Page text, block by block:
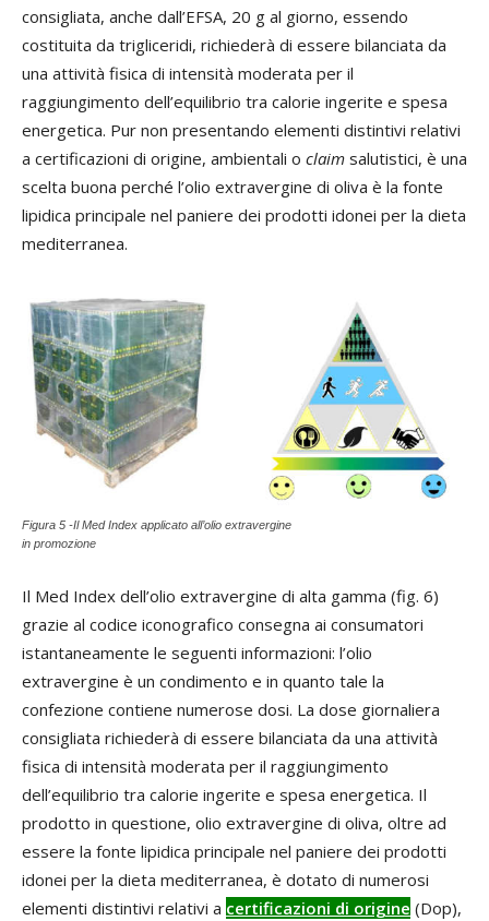
consigliata, anche dall’EFSA, 20 g al giorno, essendo
costituita da trigliceridi, richiederà di essere bilanciata da
una attività fisica di intensità moderata per il
raggiungimento dell’equilibrio tra calorie ingerite e spesa
energetica. Pur non presentando elementi distintivi relativi
a certificazioni di origine, ambientali o claim salutistici, è una
scelta buona perché l’olio extravergine di oliva è la fonte
lipidica principale nel paniere dei prodotti idonei per la dieta
mediterranea.
Figura 5 -Il Med Index applicato all’olio extravergine
in promozione
Il Med Index dell’olio extravergine di alta gamma (fig. 6)
grazie al codice iconografico consegna ai consumatori
istantaneamente le seguenti informazioni: l’olio
extravergine è un condimento e in quanto tale la
confezione contiene numerose dosi. La dose giornaliera
consigliata richiederà di essere bilanciata da una attività
fisica di intensità moderata per il raggiungimento
dell’equilibrio tra calorie ingerite e spesa energetica. Il
prodotto in questione, olio extravergine di oliva, oltre ad
essere la fonte lipidica principale nel paniere dei prodotti
idonei per la dieta mediterranea, è dotato di numerosi
elementi distintivi relativi a certificazioni di origine (Dop),